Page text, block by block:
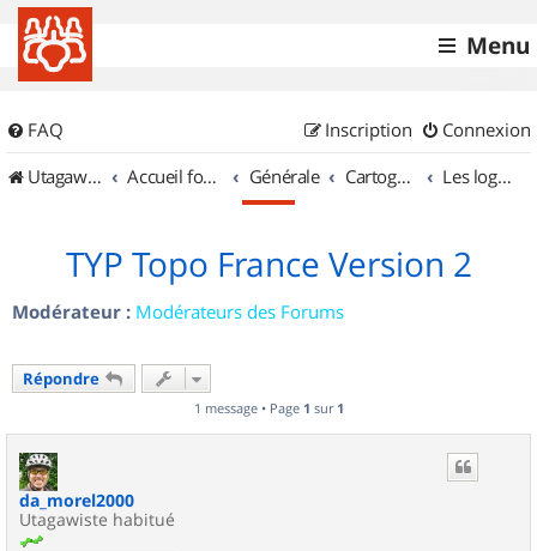
Menu
FAQ Connexion
Inscription
UtagawaVTT (Randos VTT et VTTAE avec traces GPS)
Accueil forum Générale Cartographie et GPS Les logiciels
TYP Topo France Version 2
Modérateur : Modérateurs des Forums
Répondre
1 message • Page 1 sur 1
da_morel2000
Utagawiste habitué